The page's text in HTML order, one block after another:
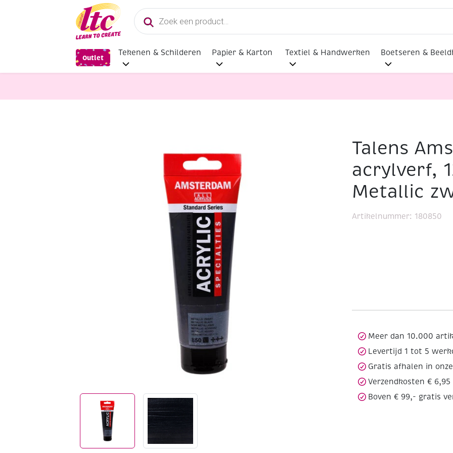
Producten
zoeken
Outlet
Tekenen & Schilderen Papier & Karton Textiel & Handwerken Boetseren &
Talens Amsterdam acrylverf, 120 ml, 850 Metallic zwartTalens
acrylverf,
Metallic
Artikelnummer: 180850
Meer dan 10.000
Levertijd 1 tot 5
Gratis afhalen in
Verzendkosten € 6,95
Boven € 99,- gratis